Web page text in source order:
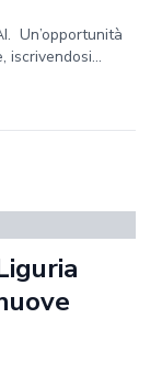
Un’opportunità
iscrivendosi...